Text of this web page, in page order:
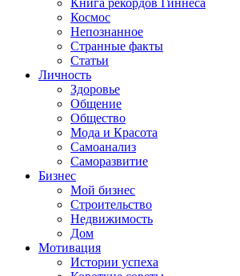
Космос
Непознанное
Странные факты
Статьи
Личность
Здоровье
Общение
Общество
Мода и Красота
Самоанализ
Саморазвитие
Бизнес
Мой бизнес
Строительство
Недвижимость
Дом
Мотивация
Истории успеха